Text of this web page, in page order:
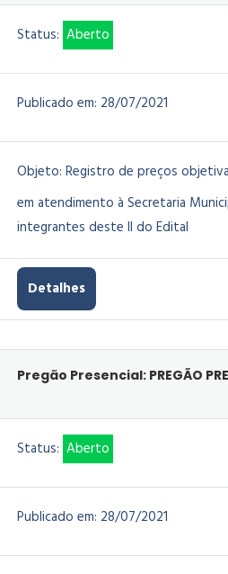
Status: Aberto
Publicado em: 28/07/2021
Objeto: Registro de preços
em atendimento à Secretaria
integrantes deste II do Edital
Detalhes
Pregão Presencial: PREGÃO
Status: Aberto
Publicado em: 28/07/2021